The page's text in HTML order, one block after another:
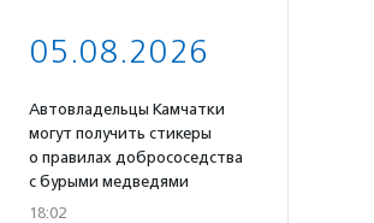
05.08.2026
Автовладельцы Камчатки
могут получить стикеры
о правилах добрососедства
с бурыми медведями
18:02